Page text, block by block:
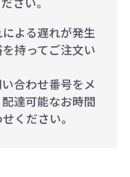
よる遅れが発生
持ってご注文い
合わせ番号をメ
達可能なお時間
ください。